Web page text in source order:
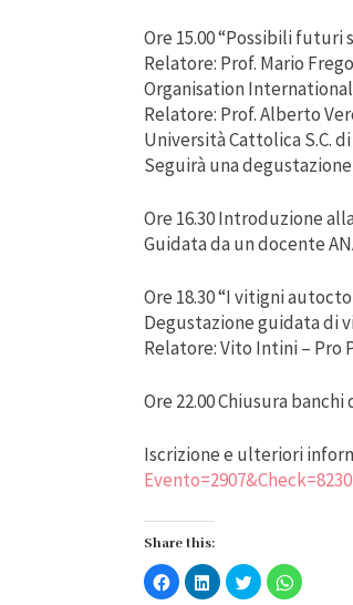
Ore 15.00 “Possibili futuri
Relatore: Prof. Mario
Organisation
Relatore: Prof. Alberto
Università Cattolica S.C.
Seguirà una
Ore 16.30 Introduzione
Guidata da un docente
Ore 18.30 “I vitigni
Degustazione guidata di
Relatore: Vito Intini – Pro
Ore 22.00 Chiusura banchi
Iscrizione e ulteriori
Share this:
Fai
clic
Fai
clic
Fai
clic
Fai
clic